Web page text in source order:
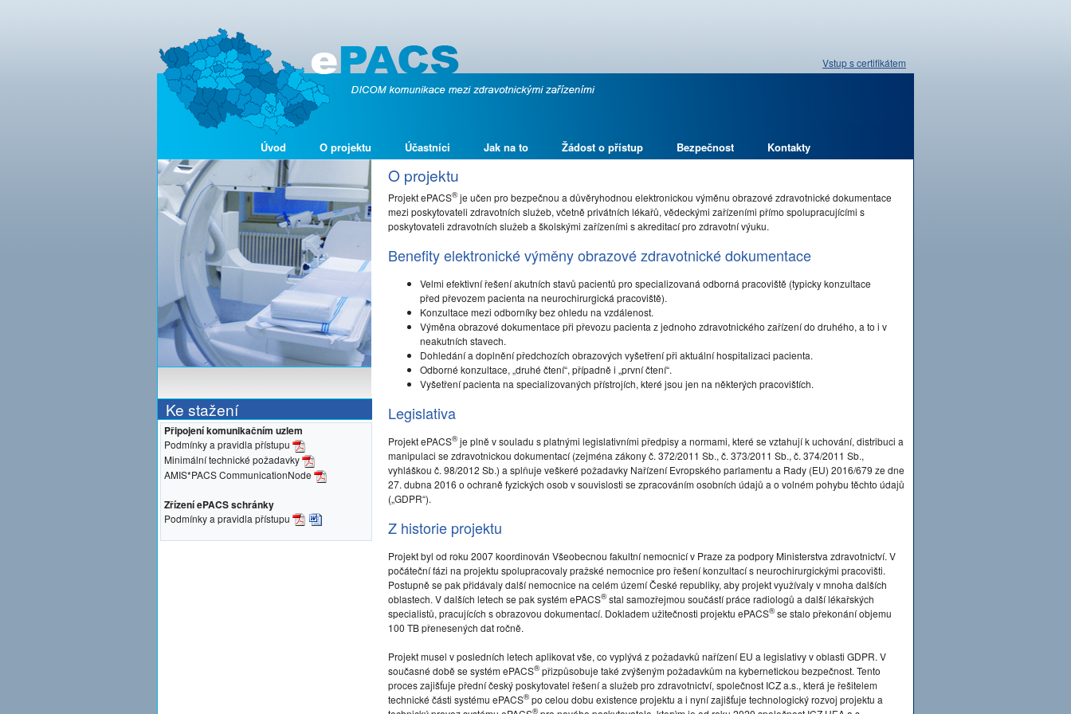
Vstup s certifikátem
Úvod O projektu Účastníci Jak na to Žádost o přístup Bezpečnost Kontakty
Ke stažení
Připojení komunikačním uzlem
Podmínky a pravidla přístupu
Minimální technické požadavky
AMIS*PACS CommunicationNode
Zřízení ePACS schránky
Podmínky a pravidla přístupu
O projektu
Projekt ePACS®je učen pro bezpečnou a důvěryhodnou elektronickou výměnu obrazové zdravotnické dokumentace
mezi poskytovateli zdravotních služeb, včetně privátních lékařů, vědeckými zařízeními přímo spolupracujícími s
poskytovateli zdravotních služeb a školskými zařízeními s akreditací pro zdravotní výuku.
Benefity elektronické výměny obrazové zdravotnické dokumentace
Velmi efektivní řešení akutních stavů pacientů pro specializovaná odborná pracoviště (typicky konzultace
před převozem pacienta na neurochirurgická pracoviště).
Konzultace mezi odborníky bez ohledu na vzdálenost.
Výměna obrazové dokumentace při převozu pacienta z jednoho zdravotnického zařízení do druhého, a to i v
neakutních stavech.
Dohledání a doplnění předchozích obrazových vyšetření při aktuální hospitalizaci pacienta.
Odborné konzultace, „druhé čtení“, případně i „první čtení“.
Vyšetření pacienta na specializovaných přístrojích, které jsou jen na některých pracovištích.
Legislativa
Projekt ePACS®je plně v souladu s platnými legislativními předpisy a normami, které se vztahují k uchování, distribuci a
manipulaci se zdravotnickou dokumentací (zejména zákony č. 372/2011 Sb., č. 373/2011 Sb., č. 374/2011 Sb.,
vyhláškou č. 98/2012 Sb.) a splňuje veškeré požadavky Nařízení Evropského parlamentu a Rady (EU) 2016/679 ze dne
27. dubna 2016 o ochraně fyzických osob v souvislosti se zpracováním osobních údajů a o volném pohybu těchto údajů
(„GDPR“).
Z historie projektu
Projekt byl od roku 2007 koordinován Všeobecnou fakultní nemocnicí v Praze za podpory Ministerstva zdravotnictví. V
počáteční fázi na projektu spolupracovaly pražské nemocnice pro řešení konzultací s neurochirurgickými pracovišti.
Postupně se pak přidávaly další nemocnice na celém území České republiky, aby projekt využívaly v mnoha dalších
oblastech. V dalších letech se pak systém ePACS®stal samozřejmou součástí práce radiologů a další lékařských
specialistů, pracujících s obrazovou dokumentací. Dokladem užitečnosti projektu ePACS®se stalo překonání objemu
100 TB přenesených dat ročně.
Projekt musel v posledních letech aplikovat vše, co vyplývá z požadavků nařízení EU a legislativy v oblasti GDPR. V
současné době se systém ePACS®přizpůsobuje také zvýšeným požadavkům na kybernetickou bezpečnost. Tento
proces zajišťuje přední český poskytovatel řešení a služeb pro zdravotnictví, společnost ICZ a.s., která je řešitelem
technické části systému ePACS®po celou dobu existence projektu a i nyní zajišťuje technologický rozvoj projektu a
®